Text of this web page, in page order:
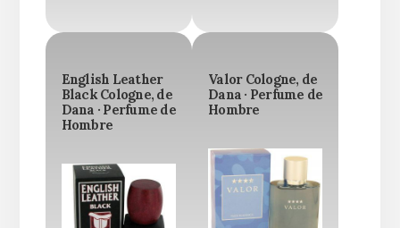
English Leather
Black Cologne, de
Dana · Perfume de
Hombre
Valor Cologne, de
Dana · Perfume de
Hombre